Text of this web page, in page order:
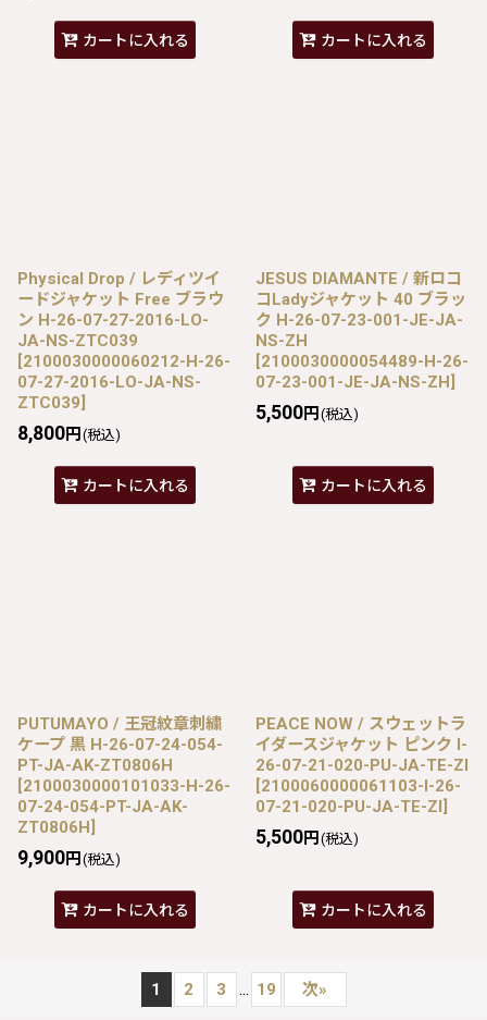
カートに入れる カートに入れる
Physical Drop / レディツイ
ードジャケット Free ブラウ
ン H-26-07-27-2016-LO-
JA-NS-ZTC039
[2100030000060212-H-26-
07-27-2016-LO-JA-NS-
ZTC039]
8,800円 (税込)
カートに入れる
JESUS DIAMANTE / 新ロコ
コLadyジャケット 40 ブラッ
ク H-26-07-23-001-JE-JA-
NS-ZH
[2100030000054489-H-26-
07-23-001-JE-JA-NS-ZH]
5,500円 (税込)
カートに入れる
PUTUMAYO / 王冠紋章刺繍
ケープ 黒 H-26-07-24-054-
PT-JA-AK-ZT0806H
[2100030000101033-H-26-
07-24-054-PT-JA-AK-
ZT0806H]
9,900円 (税込)
カートに入れる
PEACE NOW / スウェットラ
イダースジャケット ピンク I-
26-07-21-020-PU-JA-TE-ZI
[2100060000061103-I-26-
07-21-020-PU-JA-TE-ZI]
5,500円 (税込)
カートに入れる
1 2 3 ... 19 次»